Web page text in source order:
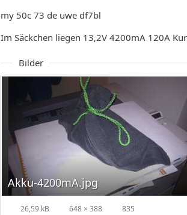
my 50c 73 de uwe df7bl
Im Säckchen liegen 13,2V 4200mA 120A
Bilder
Akku-4200mA.jpg
26,59 kB 648 × 388 835